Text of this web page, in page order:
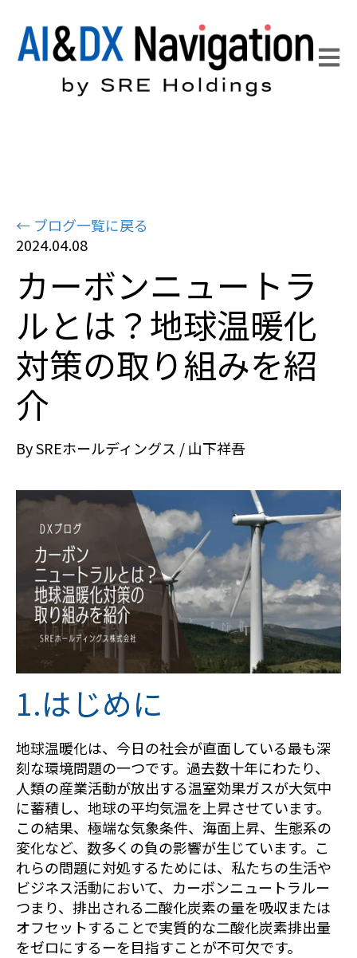
← ブログ一覧に戻る
2024.04.08
カーボンニュートラ
ルとは？地球温暖化
対策の取り組みを紹
介
BySREホールディングス / 山下祥吾
1.はじめに
地球温暖化は、今日の社会が直面している最も深
刻な環境問題の一つです。過去数十年にわたり、
人類の産業活動が放出する温室効果ガスが大気中
に蓄積し、地球の平均気温を上昇させています。
この結果、極端な気象条件、海面上昇、生態系の
変化など、数多くの負の影響が生じています。こ
れらの問題に対処するためには、私たちの生活や
ビジネス活動において、カーボンニュートラルー
つまり、排出される二酸化炭素の量を吸収または
オフセットすることで実質的な二酸化炭素排出量
をゼロにするーを目指すことが不可欠です。